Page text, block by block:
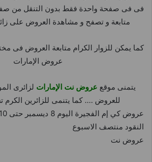
فى فى صفحة واحدة فقط بدون التنقل من
متابعة و تصفح و مشاهدة العروض على
كما يمكن للزوار الكرام متابعة العروض فى
عروض الإمارات
يتمنى موقع عروض نت الإمارات لزائرى
للعروض …. كما يتنمى للزائرين
النقود منتصف الاسبوع
عروض نت